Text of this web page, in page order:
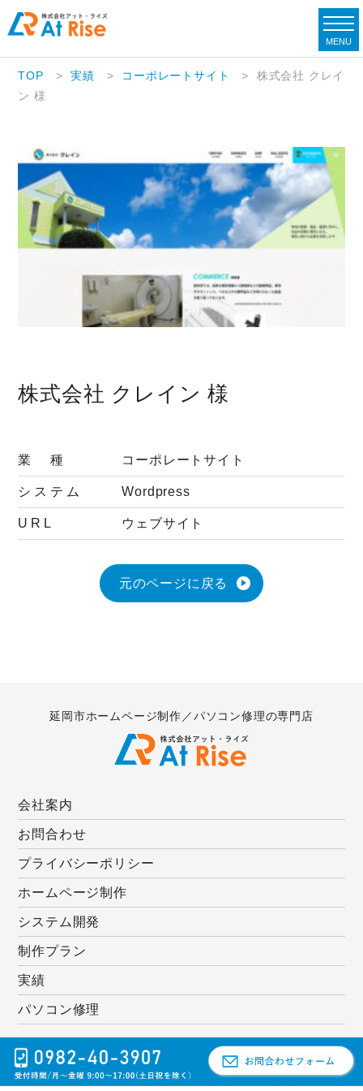
MENU
TOP > 実績 > コーポレートサイト >
株式会社 クレイ
ン 様
株式会社 クレイン 様
業 種 コーポレートサイト
システム Wordpress
URL ウェブサイト
元のページに戻る
延岡市ホームページ制作／パソコン修理の専門店
会社案内
お問合わせ
プライバシーポリシー
ホームページ制作
システム開発
制作プラン
実績
パソコン修理
(c) ATRISE.